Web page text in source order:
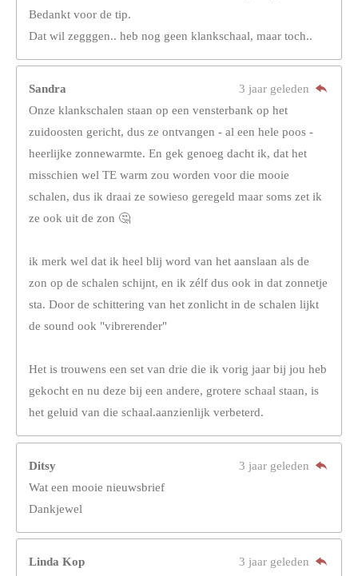
Bedankt voor de tip.
Dat wil zegggen.. heb nog geen klankschaal, maar toch..
Sandra
3 jaar geleden
Onze klankschalen staan op een vensterbank op het
zuidoosten gericht, dus ze ontvangen - al een hele poos -
heerlijke zonnewarmte. En gek genoeg dacht ik, dat het
misschien wel TE warm zou worden voor die mooie
schalen, dus ik draai ze sowieso geregeld maar soms zet ik
ze ook uit de zon 🤔
ik merk wel dat ik heel blij word van het aanslaan als de
zon op de schalen schijnt, en ik zélf dus ook in dat zonnetje
sta. Door de schittering van het zonlicht in de schalen lijkt
de sound ook "vibrerender"
Het is trouwens een set van drie die ik vorig jaar bij jou heb
gekocht en nu deze bij een andere, grotere schaal staan, is
het geluid van die schaal.aanzienlijk verbeterd.
Ditsy
3 jaar geleden
Wat een mooie nieuwsbrief
Dankjewel
Linda Kop
3 jaar geleden